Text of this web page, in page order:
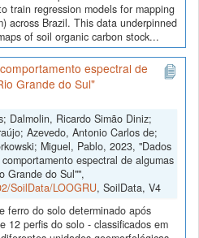
train regression models for mapping
across Brazil. This data underpinned
of soil organic carbon stock...
espectral de
Grande do Sul"
Dalmolin, Ricardo Simão Diniz;
Azevedo, Antonio Carlos de;
Miguel, Pablo, 2023, "Dados
espectral de algumas
Grande do Sul"",
SoilData/LOOGRU, SoilData, V4
ferro do solo determinado após
12 perfis do solo - classificados em